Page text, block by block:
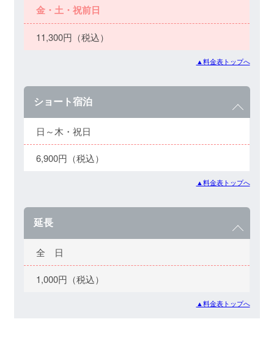
金・土・祝前日
11,300円（税込）
▲料金表トップへ
ショート宿泊
日～木・祝日
6,900円（税込）
▲料金表トップへ
延長
全 日
1,000円（税込）
▲料金表トップへ